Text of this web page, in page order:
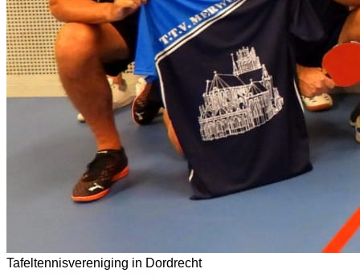
Tafeltennisvereniging in Dordrecht